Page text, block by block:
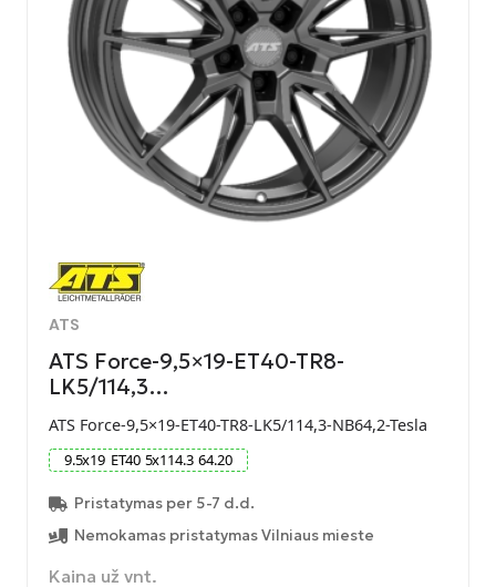
ATS
ATS Force-9,5×19-ET40-TR8-
LK5/114,3…
ATS Force-9,5×19-ET40-TR8-LK5/114,3-NB64,2-Tesla
9.5x19 ET40 5x114.3 64.20
Pristatymas per 5-7 d.d.
Nemokamas pristatymas Vilniaus mieste
Kaina už vnt.